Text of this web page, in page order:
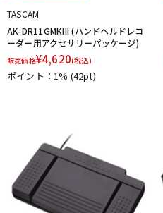
TASCAM
AK-DR11GMKIII (ハンドヘルドレコ
ーダー用アクセサリーパッケージ)
販売価格¥4,620(税込)
ポイント：1% (42pt)